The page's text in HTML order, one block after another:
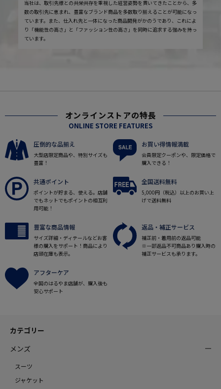
当社は、取引先様との共栄共存を重視した経営姿勢を貫いてきたことから、多
数の取引先に恵まれ、豊富なブランド商品を多数取り揃えることが可能になっ
ています。また、仕入れ先と一体になった商品開発がかのうであり、これによ
り「機能性の高さ」と「ファッション性の高さ」を同時に追求する強みを持っ
ています。
オンラインストアの特長
ONLINE STORE FEATURES
圧倒的な品揃え
大型店限定商品や、特別サイズも
豊富！
お買い得情報満載
会員限定クーポンや、限定価格で
購入できる！
共通ポイント
ポイントが貯まる、使える。店舗
でもネットでもポイントの相互利
用可能！
全国送料無料
5,000円（税込）以上のお買い上
げで送料無料
豊富な商品情報
サイズ詳細・ディテールなどお客
様の購入をサポート！商品により
店頭在庫も表示。
返品・補正サービス
補正前・着用前の返品可能
※一部返品不可商品あり購入時の
補正サービスも承ります。
アフターケア
全国のはるやま店舗が、購入後も
安心サポート
カテゴリー
メンズ
スーツ
ジャケット